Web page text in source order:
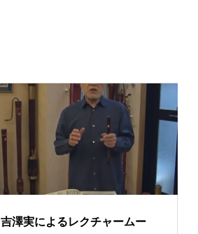
吉澤実によるレクチャームー